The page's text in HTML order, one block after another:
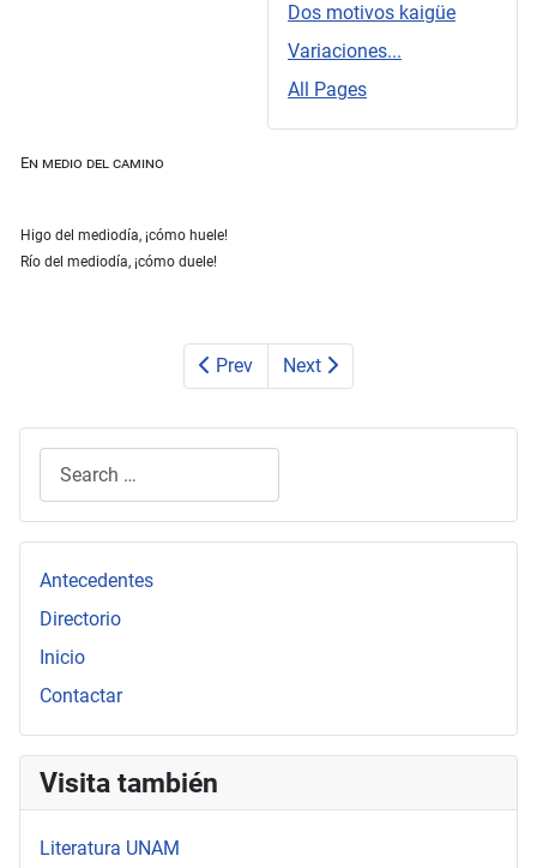
Dos motivos kaigüe
Variaciones...
All Pages
En medio del camino
Higo del mediodía, ¡cómo huele!
Río del mediodía, ¡cómo duele!
Prev Next
Antecedentes
Directorio
Inicio
Contactar
Visita también
Literatura UNAM